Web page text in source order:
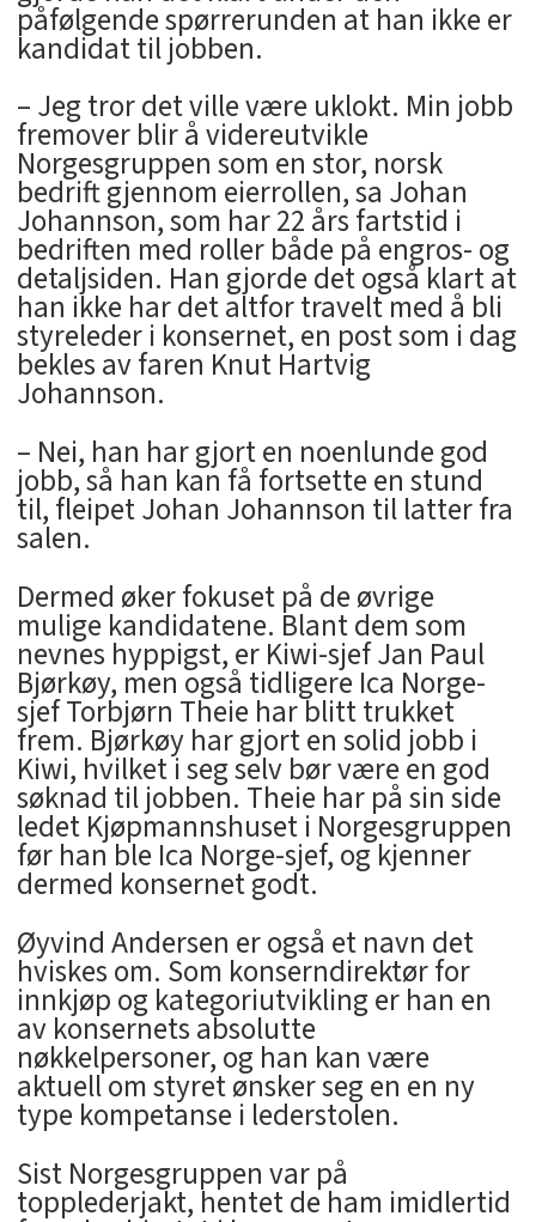
påfølgende spørrerunden at han ikke er
kandidat til jobben.
– Jeg tror det ville være uklokt. Min jobb
fremover blir å videreutvikle
Norgesgruppen som en stor, norsk
bedrift gjennom eierrollen, sa Johan
Johannson, som har 22 års fartstid i
bedriften med roller både på engros- og
detaljsiden. Han gjorde det også klart at
han ikke har det altfor travelt med å bli
styreleder i konsernet, en post som i dag
bekles av faren Knut Hartvig
Johannson.
– Nei, han har gjort en noenlunde god
jobb, så han kan få fortsette en stund
til, fleipet Johan Johannson til latter fra
salen.
Dermed øker fokuset på de øvrige
mulige kandidatene. Blant dem som
nevnes hyppigst, er Kiwi-sjef Jan Paul
Bjørkøy, men også tidligere Ica Norge-
sjef Torbjørn Theie har blitt trukket
frem. Bjørkøy har gjort en solid jobb i
Kiwi, hvilket i seg selv bør være en god
søknad til jobben. Theie har på sin side
ledet Kjøpmannshuset i Norgesgruppen
før han ble Ica Norge-sjef, og kjenner
dermed konsernet godt.
Øyvind Andersen er også et navn det
hviskes om. Som konserndirektør for
innkjøp og kategoriutvikling er han en
av konsernets absolutte
nøkkelpersoner, og han kan være
aktuell om styret ønsker seg en en ny
type kompetanse i lederstolen.
Sist Norgesgruppen var på
topplederjakt, hentet de ham imidlertid